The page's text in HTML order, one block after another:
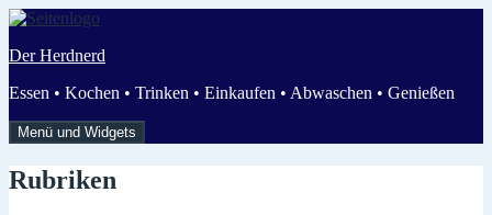
Zum
springen
Der Herdnerd
Essen • Kochen • Trinken • Einkaufen • Abwaschen • Genießen
Menü und Widgets
Rubriken